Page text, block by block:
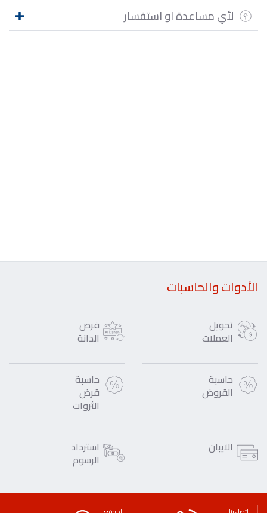
لأي مساعدة او استفسار
الأدوات والحاسبات
تحويل
العملات
فرص
الدانة
حاسبة
القروض
حاسبة
قرض
الثروات
الآيبان استرداد
الرسوم